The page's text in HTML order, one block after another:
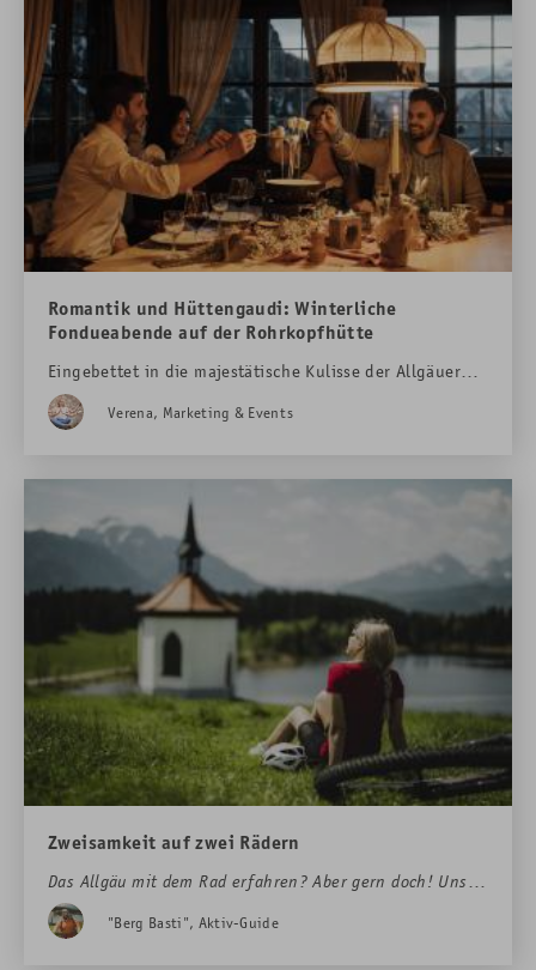
Romantik und Hüttengaudi: Winterliche
Fondueabende auf der Rohrkopfhütte
Eingebettet in die majestätische Kulisse der Allgäuer
Alpen, nahe dem weltberühmten Schloss
Neuschwanstein, verbirgt sich ein besonderes Bergjuwel
Verena, Marketing & Events
Zweisamkeit auf zwei Rädern
Das Allgäu mit dem Rad erfahren? Aber gern doch! Unser
Bergführer Basti verrät Euch fünf seiner liebsten Touren
und Ihr habt die Wahl: Darf’s ein bisschen Kultur sein?
"Berg Basti", Aktiv-Guide